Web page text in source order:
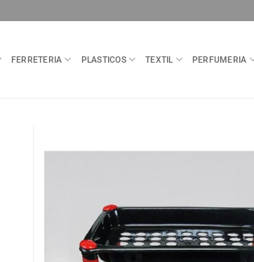
FERRETERIA PLASTICOS TEXTIL PERFUMERIA